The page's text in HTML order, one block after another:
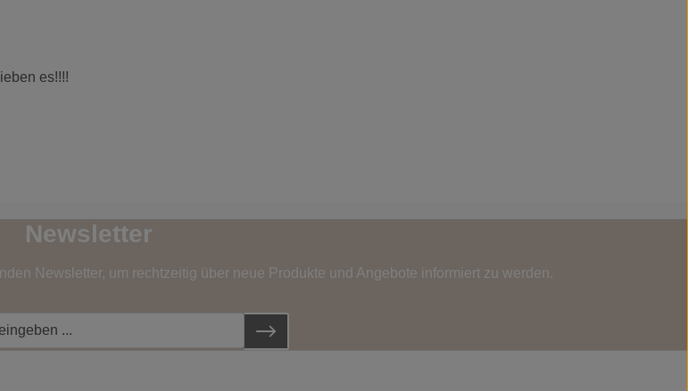
es!!!!
Newsletter
Newsletter, um rechtzeitig über neue Produkte und Angebote informiert zu werden.